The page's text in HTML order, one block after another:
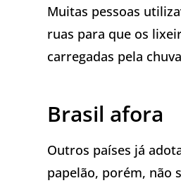
Muitas pessoas
ruas para que os
carregadas pela
Brasil afora
Outros países já
papelão, porém, não